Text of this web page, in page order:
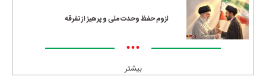
لزوم حفظ وحدت ملی و پرهیز از تفرقه
•••
بیشتر